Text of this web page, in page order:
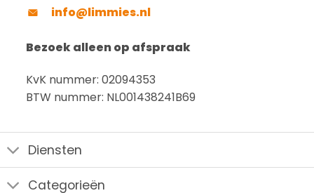
info@limmies.nl
Bezoek alleen op afspraak
KvK nummer: 02094353
BTW nummer: NL001438241B69
Diensten
Categorieën